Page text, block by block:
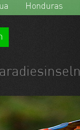
Honduras